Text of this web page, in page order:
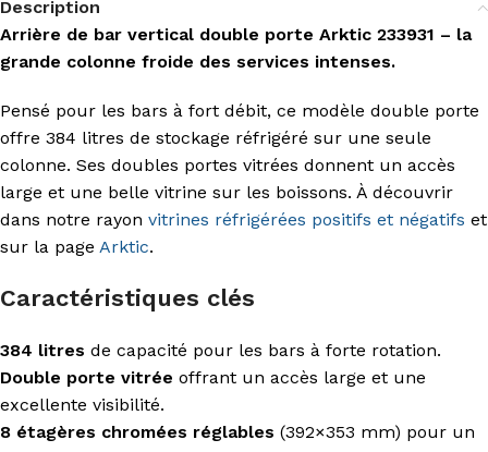
Description
Arrière de bar vertical double porte Arktic 233931 – la
grande colonne froide des services intenses.
Pensé pour les bars à fort débit, ce modèle double porte
offre 384 litres de stockage réfrigéré sur une seule
colonne. Ses doubles portes vitrées donnent un accès
large et une belle vitrine sur les boissons. À découvrir
dans notre rayon vitrines réfrigérées positifs et négatifs et
sur la page Arktic.
Caractéristiques clés
384 litres de capacité pour les bars à forte rotation.
Double porte vitrée offrant un accès large et une
excellente visibilité.
8 étagères chromées réglables (392×353 mm) pour un